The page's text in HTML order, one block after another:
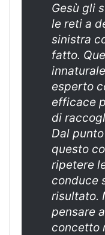
Gesù gli
le reti a
sinistra
fatto.
esperto
efficace
di
Dal
questo
ripetere
conduce
risultato.
pensare
concetto